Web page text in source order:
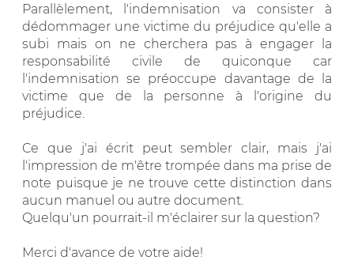
Parallèlement, l'indemnisation va consister à
dédommager une victime du préjudice qu'elle a
subi mais on ne cherchera pas à engager la
responsabilité civile de quiconque car
l'indemnisation se préoccupe davantage de la
victime que de la personne à l'origine du
préjudice.
Ce que j'ai écrit peut sembler clair, mais j'ai
l'impression de m'être trompée dans ma prise de
note puisque je ne trouve cette distinction dans
aucun manuel ou autre document.
Quelqu'un pourrait-il m'éclairer sur la question?
Merci d'avance de votre aide!